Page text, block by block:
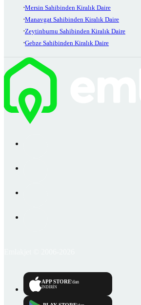
Mersin Sahibinden Kiralık Daire
Manavgat Sahibinden Kiralık Daire
Zeytinburnu Sahibinden Kiralık Daire
Gebze Sahibinden Kiralık Daire
APP STORE'dan
İNDİRİN